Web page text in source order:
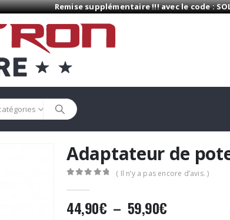
Remise supplémentaire !!! avec le code :
Adaptateur de
( Il n’y a pas encore d’avis. )
44,90€ – 59,90€Plage